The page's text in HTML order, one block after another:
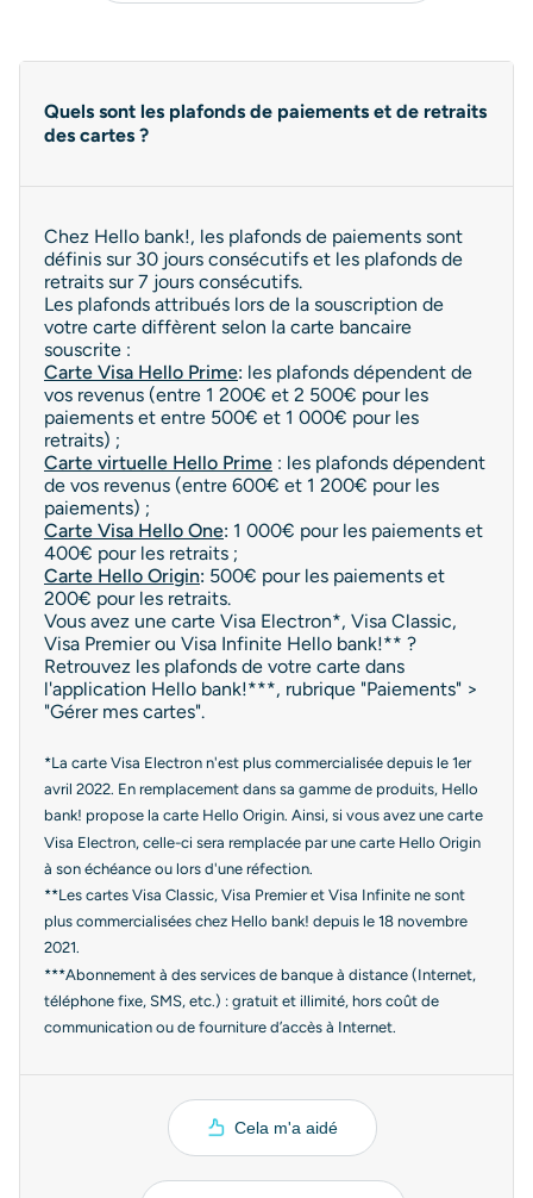
Quels sont les plafonds de paiements et de retraits
des cartes ?
Chez Hello bank!, les plafonds de paiements sont
définis sur 30 jours consécutifs et les plafonds de
retraits sur 7 jours consécutifs.
Les plafonds attribués lors de la souscription de
votre carte diffèrent selon la carte bancaire
souscrite :
Carte Visa Hello Prime: les plafonds dépendent de
vos revenus (entre 1 200€ et 2 500€ pour les
paiements et entre 500€ et 1 000€ pour les
retraits) ;
Carte virtuelle Hello Prime : les plafonds dépendent
de vos revenus (entre 600€ et 1 200€ pour les
paiements) ;
Carte Visa Hello One: 1 000€ pour les paiements et
400€ pour les retraits ;
Carte Hello Origin: 500€ pour les paiements et
200€ pour les retraits.
Vous avez une carte Visa Electron*, Visa Classic,
Visa Premier ou Visa Infinite Hello bank!** ?
Retrouvez les plafonds de votre carte dans
l'application Hello bank!***, rubrique "Paiements" >
"Gérer mes cartes".
*La carte Visa Electron n'est plus commercialisée depuis le 1er
avril 2022. En remplacement dans sa gamme de produits, Hello
bank! propose la carte Hello Origin. Ainsi, si vous avez une carte
Visa Electron, celle-ci sera remplacée par une carte Hello Origin
à son échéance ou lors d'une réfection.
**Les cartes Visa Classic, Visa Premier et Visa Infinite ne sont
plus commercialisées chez Hello bank! depuis le 18 novembre
2021.
***Abonnement à des services de banque à distance (Internet,
téléphone fixe, SMS, etc.) : gratuit et illimité, hors coût de
communication ou de fourniture d’accès à Internet.
Cela m'a aidé